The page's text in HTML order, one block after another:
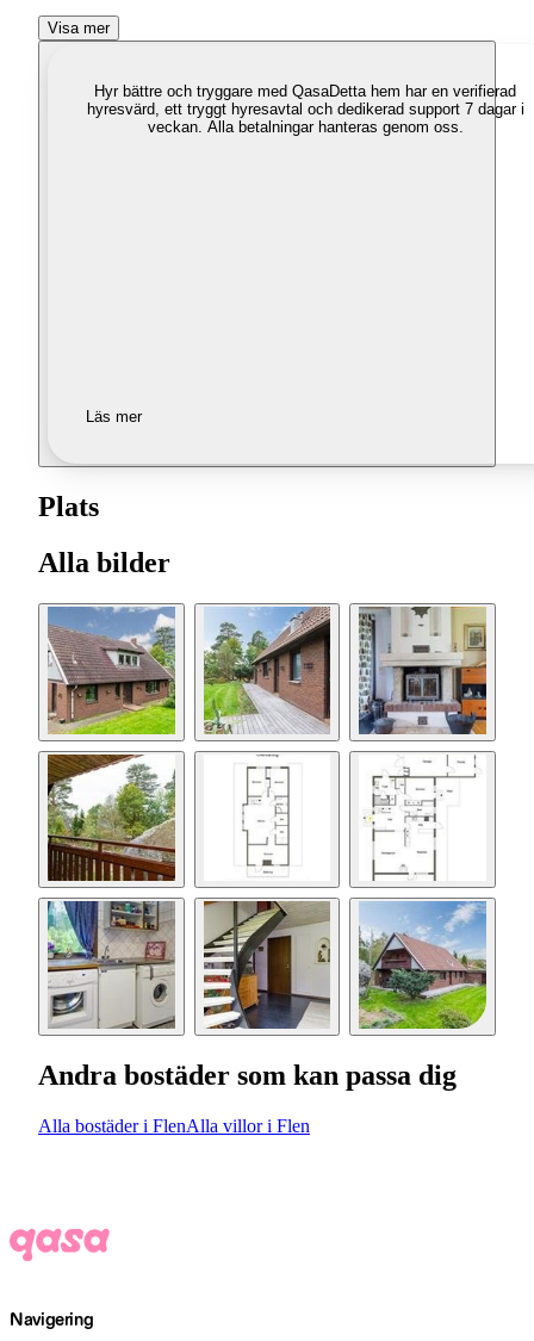
Visa mer
Hyr bättre och tryggare med QasaDetta hem har en verifierad
hyresvärd, ett tryggt hyresavtal och dedikerad support 7 dagar i
veckan. Alla betalningar hanteras genom oss.
Läs mer
Plats
Alla bilder
Andra bostäder som kan passa dig
Alla bostäder i FlenAlla villor i Flen
Navigering